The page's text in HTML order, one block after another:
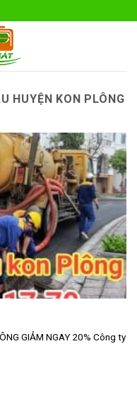
HUYỆN KON PLÔNG
GIẢM NGAY 20% Công ty